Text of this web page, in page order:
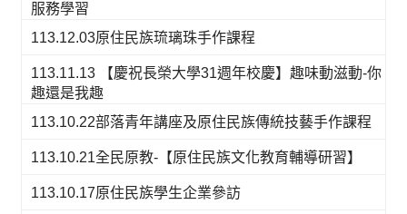
服務學習
113.12.03原住民族琉璃珠手作課程
113.11.13 【慶祝長榮大學31週年校慶】趣味動滋動-你
趣還是我趣
113.10.22部落青年講座及原住民族傳統技藝手作課程
113.10.21全民原教-【原住民族文化教育輔導研習】
113.10.17原住民族學生企業參訪